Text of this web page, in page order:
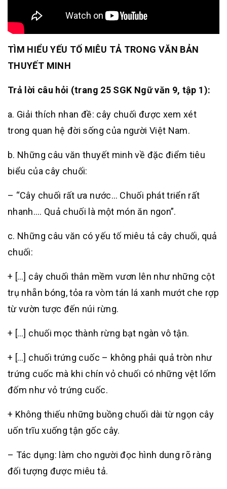
TÌM HIỂU YẾU TỐ MIÊU TẢ TRONG VĂN BẢN
THUYẾT MINH
Trả lời câu hỏi (trang 25 SGK Ngữ văn 9, tập 1):
a. Giải thích nhan đề: cây chuối được xem xét
trong quan hệ đời sống của người Việt Nam.
b. Những câu văn thuyết minh về đặc điểm tiêu
biểu của cây chuối:
– “Cây chuối rất ưa nước… Chuối phát triển rất
nhanh…. Quả chuối là một món ăn ngon”.
c. Những câu văn có yếu tố miêu tả cây chuối, quả
chuối:
+ […] cây chuối thân mềm vươn lên như những cột
trụ nhẵn bóng, tỏa ra vòm tán lá xanh mướt che rợp
từ vườn tược đến núi rừng.
+ […] chuối mọc thành rừng bạt ngàn vô tận.
+ […] chuối trứng cuốc – không phải quả tròn như
trứng cuốc mà khi chín vỏ chuối có những vệt lốm
đốm như vỏ trứng cuốc.
+ Không thiếu những buồng chuối dài từ ngọn cây
uốn trĩu xuống tận gốc cây.
– Tác dụng: làm cho người đọc hình dung rõ ràng
đối tượng được miêu tả.